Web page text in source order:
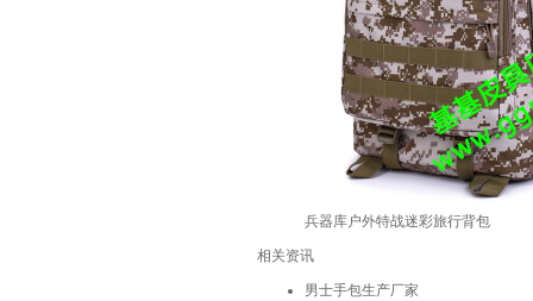
兵器库户外特战迷彩旅行背包
相关资讯
男士手包生产厂家